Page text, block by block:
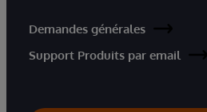
Demandes générales
Support Produits par email